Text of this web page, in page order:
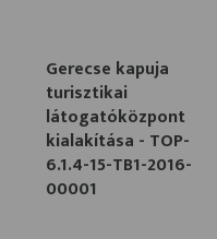
Gerecse kapuja
turisztikai
látogatóközpont
kialakítása - TOP-
6.1.4-15-TB1-2016-
00001